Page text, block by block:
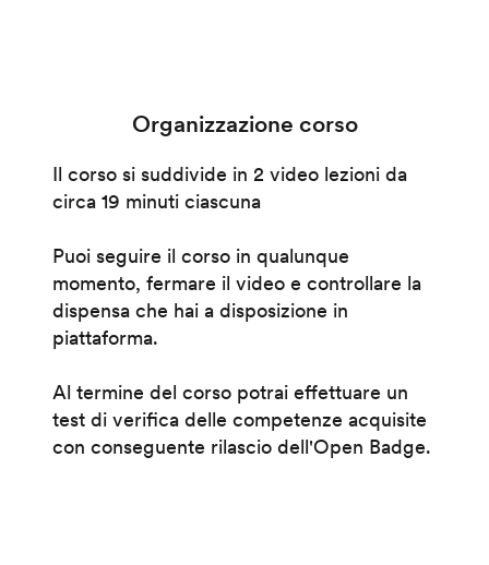
Organizzazione corso
Il corso si suddivide in 2 video lezioni da
circa 19 minuti ciascuna
Puoi seguire il corso in qualunque
momento, fermare il video e controllare la
dispensa che hai a disposizione in
piattaforma.
Al termine del corso potrai effettuare un
test di verifica delle competenze acquisite
con conseguente rilascio dell'Open Badge.